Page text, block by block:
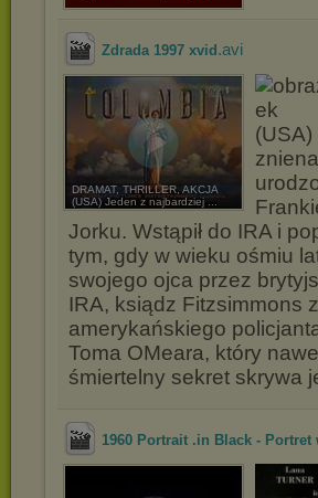
Zdrada 1997 xvid .avi
DRAMAT, THRILLER, AKCJA
(USA) Jeden z najbardziej ...
Jorku. Wstąpił do IRA i
tym, gdy w wieku ośmiu
swojego ojca przez
IRA, ksiądz Fitzsimmons
amerykańskiego
Toma OMeara, który
śmiertelny sekret skrywa
1960 Portrait .in Black - Portret